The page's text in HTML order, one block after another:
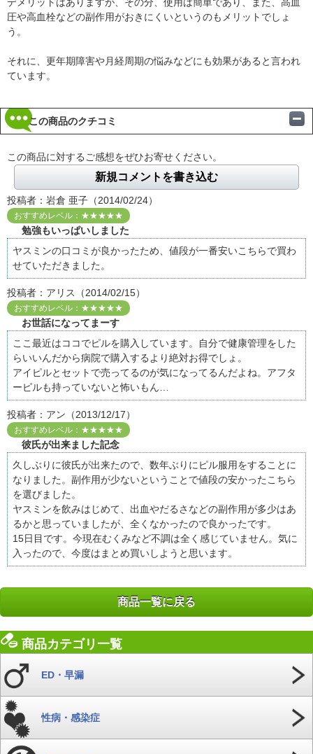
圧や高血栓などの副作用がおきにくいというのもメリットでしょ
う。
それに、更年期障害や月経周期の悩みなどにも効果があると言われ
ています。
この商品のクチコミ
この商品に対するご感想をぜひお寄せください。
新規コメントを書き込む
投稿者：岩倉 亜子（2014/02/24）
おすすめレベル：★★★★★
勉強もいっぱいしました
ヤスミンの口コミが良かったため、値段が一番安いこちらで買わ
せていただきました。
投稿者：アリス（2014/02/15）
おすすめレベル：★★★★★
お世話になってまーす
ここ最近はココでピルを購入しています。自分で健康管理をした
らいいんだから病院で購入するより絶対お得でしょ。
アイピルとセットで売ってるのが気になってるんだよね。アフタ
ーピルも持っていないと怖いもん…
投稿者：アン（2013/12/17）
おすすめレベル：★★★★★
彼氏が出来ました記念
久しぶりに彼氏が出来たので、数年ぶりにピル服用をすることに
なりました。副作用が少ないということで値段の安かったこちら
を選びました。
ヤスミンを飲みはじめて、出血やだるさなどの副作用が多少はあ
るかと思っていましたが、全くなかったので良かったです。
15日目です。今現在むくみなど不調は全く感じていません。気に
入ったので、今度はまとめ買いしようと思います。
商品一覧に戻る
商品カテゴリ一覧
ED・早漏
性病・感染症